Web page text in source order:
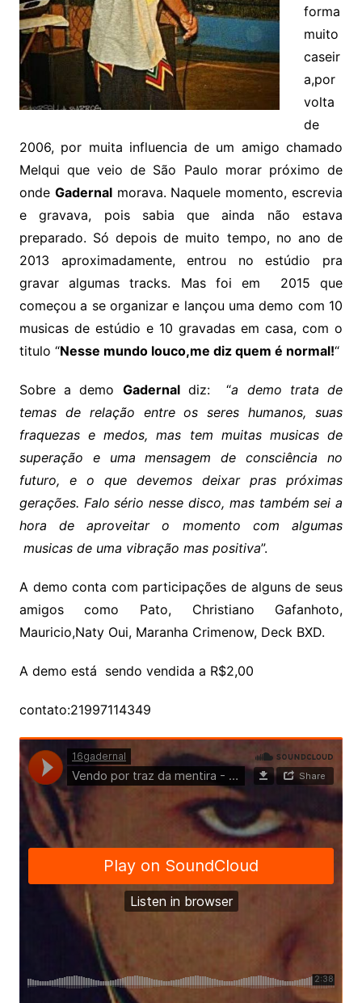
forma
muito
caseir
a,por
volta
de
2006, por muita influencia de um amigo chamado
Melqui que veio de São Paulo morar próximo de
onde Gadernalmorava. Naquele momento, escrevia
e gravava, pois sabia que ainda não estava
preparado. Só depois de muito tempo, no ano de
2013 aproximadamente, entrou no estúdio pra
gravar algumas tracks. Mas foi em 2015 que
começou a se organizar e lançou uma demo com 10
musicas de estúdio e 10 gravadas em casa, com o
titulo “Nesse mundo louco,me diz quem é normal!“
Sobre a demo Gadernaldiz: “a demo trata de
temas de relação entre os seres humanos, suas
fraquezas e medos, mas tem muitas musicas de
superação e uma mensagem de consciência no
futuro, e o que devemos deixar pras próximas
gerações. Falo sério nesse disco, mas também sei a
hora de aproveitar o momento com algumas
musicas de uma vibração mas positiva”.
A demo conta com participações de alguns de seus
amigos como Pato, Christiano Gafanhoto,
Mauricio,Naty Oui, Maranha Crimenow, Deck BXD.
A demo está sendo vendida a R$2,00
contato:21997114349